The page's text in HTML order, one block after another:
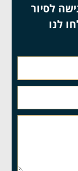
לסיור
לנו